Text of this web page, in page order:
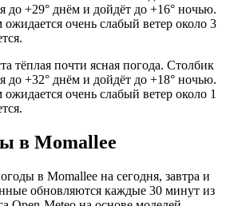
до +29° днём и дойдёт до +16° ночью.
очень слабый ветер около 3
тёплая почти ясная погода. Столбик
до +32° днём и дойдёт до +18° ночью.
очень слабый ветер около 1
в Momalleе
в Momalleе на сегодня, завтра и
обновляются каждые 30 минут из